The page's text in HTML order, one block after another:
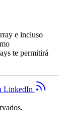
e incluso
te permitirá
LinkedIn